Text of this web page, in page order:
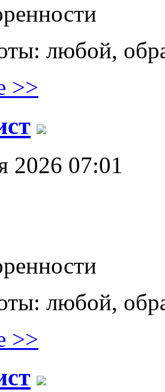
любой,
>>
2026 07:01
любой,
>>